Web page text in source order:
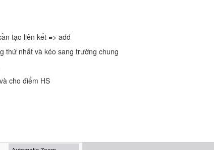
tạo liên kết => add
thứ nhất và kéo sang trường chung
cho điểm HS